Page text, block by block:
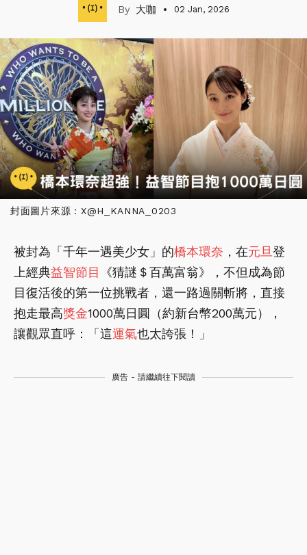
大咖 02 Jan, 2026
封面圖片來源：X@H_KANNA_0203
被封為「千年一遇美少女」的橋本環奈 ，在元旦登
上經典益智節目
《猜謎＄百萬富翁》，不但成為節
目復活後的第一位挑戰者，還一路過關斬將，直接
抱走最高獎金1000萬日圓（約新台幣200萬元），
讓觀眾直呼：「這運氣也太誇張！」
廣告 - 請繼續往下閱讀